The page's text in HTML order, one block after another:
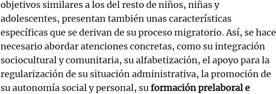
objetivos similares a los del resto de niños, niñas y
adolescentes, presentan también unas características
específicas que se derivan de su proceso migratorio. Así, se hace
necesario abordar atenciones concretas, como su integración
sociocultural y comunitaria, su alfabetización, el apoyo para la
regularización de su situación administrativa, la promoción de
su autonomía social y personal, suformación prelaboral e